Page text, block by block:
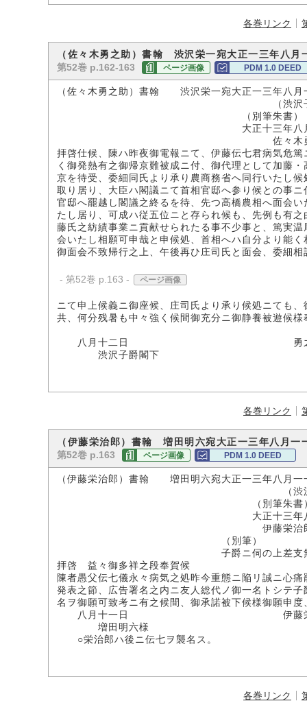
各巻リンク
（佐々木勇之助）書翰 渋沢栄一宛大正一三年八月
第52巻 p.162-163 ページ画像 PDM 1.0 DEED
（佐々木勇之助）書翰 渋沢栄一宛大正一三年八月
（渋沢子爵家所
（別筆朱書）
大正十三年八月十
佐々木勇之助
拝啓仕候、陳ハ昨夜御電報ニて、伊藤伝七君病気危
く御発熱有之御帰京難被成ニ付、御代理として加藤
京を待受、委細同氏より承り農商務省へ同行いたし
取り居り、大臣ハ閣議ニて首相官邸へ参り候との事
官邸へ罷越し閣議之終るを待、先つ高橋農相へ面会
たし居り、可成ハ従五位ニと存られ候も、先例も有
藤氏之紡績事業ニ貢献せられたる事不少事と、篤実
会いたし相願可申哉と申候処、首相へハ自分より能
御面会不致帰行之上、午後再ひ庄司氏と面会、委細
- 第52巻 p.163 - ページ画像
ニて申上候義ニ御座候、庄司氏より承り候処ニても
共、何分残暑も中々強く候間御充分ニ御静養被遊候
八月十二日 勇之
渋沢子爵閣下
各巻リンク
（伊藤栄治郎）書翰 増田明六宛大正一三年八月一
第52巻 p.163 ページ画像 PDM 1.0 DEED
（伊藤栄治郎）書翰 増田明六宛大正一三年八月一
（渋沢子爵家
（別筆朱書
大正十三年八月十
伊藤栄治郎氏
（別筆）
子爵ニ伺の上差支無キ旨一三
拝啓 益々御多祥之段奉賀候
陳者愚父伝七儀永々病気之処昨今重態ニ陥リ誠ニ心
発表之節、広告署名之内ニ友人総代ノ御一名トシテ
名ヲ御願可致考ニ有之候間、御承諾被下候様御願申
八月十一日 伊藤栄
増田明六様
○栄治郎ハ後ニ伝七ヲ襲名ス。
各巻リンク